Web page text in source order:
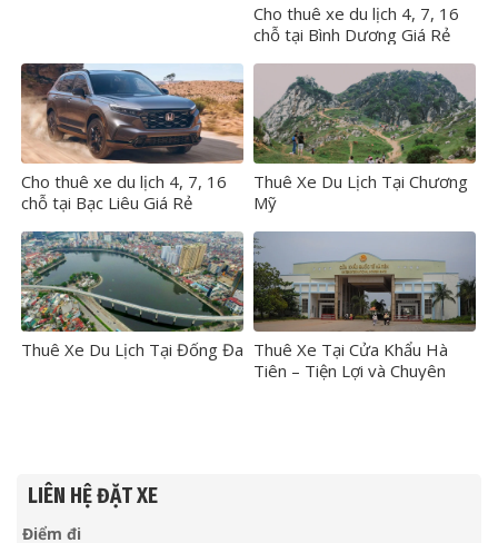
Cho thuê xe du lịch 4, 7, 16
chỗ tại Bình Dương Giá Rẻ
Cho thuê xe du lịch 4, 7, 16
chỗ tại Bạc Liêu Giá Rẻ
Thuê Xe Du Lịch Tại Chương
Mỹ
Thuê Xe Du Lịch Tại Đống Đa Thuê Xe Tại Cửa Khẩu Hà
Tiên – Tiện Lợi và Chuyên
LIÊN HỆ ĐẶT XE
Điểm đi